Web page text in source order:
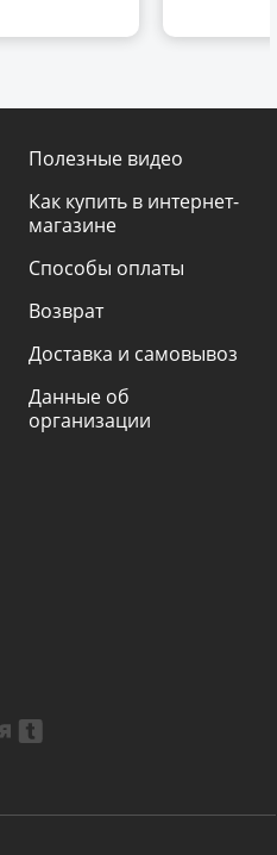
Полезные видео
Как купить в интернет-
магазине
Способы оплаты
Возврат
Доставка и самовывоз
Данные об
организации